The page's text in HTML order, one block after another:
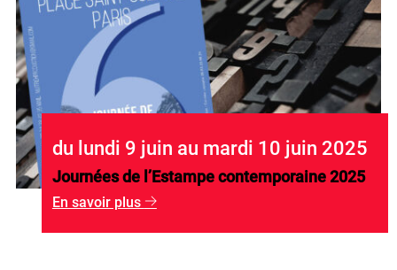
du lundi 9 juin au mardi 10 juin 2025
Journées de l’Estampe contemporaine 2025
En savoir plus g